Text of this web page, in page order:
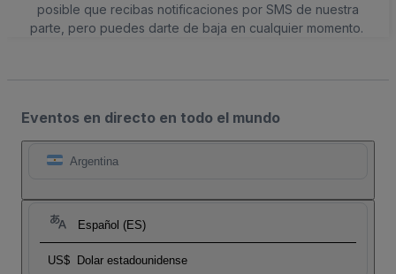
posible que recibas notificaciones por SMS de nuestra
parte, pero puedes darte de baja en cualquier momento.
Eventos en directo en todo el mundo
Argentina
Español (ES)
US$ Dolar estadounidense